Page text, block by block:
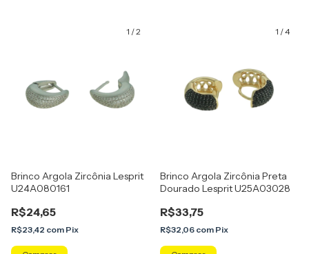
1 /2
Brinco Argola Zircônia Lesprit
U24A080161
R$24,65
R$23,42 com Pix
1 /4
Brinco Argola Zircônia Preta
Dourado Lesprit U25A03028
R$33,75
R$32,06 com Pix